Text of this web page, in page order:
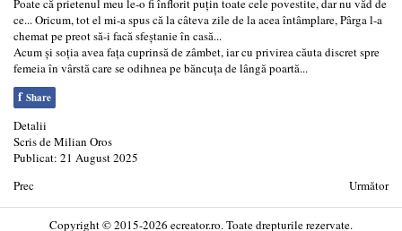
Poate că prietenul meu le-o fi înflorit puțin toate cele povestite, dar nu văd de
ce... Oricum, tot el mi-a spus că la câteva zile de la acea întâmplare, Pârga l-a
chemat pe preot să-i facă sfeștanie în casă...
Acum și soția avea fața cuprinsă de zâmbet, iar cu privirea căuta discret spre
femeia în vârstă care se odihnea pe băncuța de lângă poartă...
f Share
Detalii
Scris deMilian Oros
Publicat: 21 August 2025
Prec
Următor
Copyright © 2015-2026 ecreator.ro. Toate drepturile rezervate.